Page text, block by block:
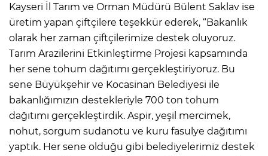
Kayseri İl Tarım ve Orman Müdürü Bülent Saklav ise
üretim yapan çiftçilere teşekkür ederek, “Bakanlık
olarak her zaman çiftçilerimize destek oluyoruz.
Tarım Arazilerini Etkinleştirme Projesi kapsamında
her sene tohum dağıtımı gerçekleştiriyoruz. Bu
sene Büyükşehir ve Kocasinan Belediyesi ile
bakanlığımızın destekleriyle 700 ton tohum
dağıtımı gerçekleştirdik. Aspir, yeşil mercimek,
nohut, sorgum sudanotu ve kuru fasulye dağıtımı
yaptık. Her sene olduğu gibi belediyelerimiz destek